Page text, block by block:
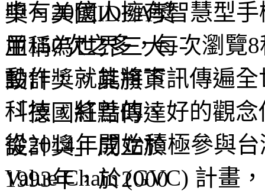
中有20億人擁有智慧型
用150次之多，每次瀏覽
動作，就能將資訊傳遍
科技，將善的、好的觀
從2014年開始積極參與
Value Chain (GVC) 計畫